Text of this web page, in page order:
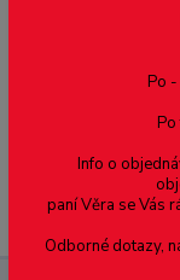
Po
Info o
paní Věra se Vás
Odborné dotazy,